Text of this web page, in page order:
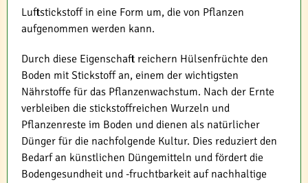
Luftstickstoff in eine Form um, die von Pflanzen
aufgenommen werden kann.
Durch diese Eigenschaft reichern Hülsenfrüchte den
Boden mit Stickstoff an, einem der wichtigsten
Nährstoffe für das Pflanzenwachstum. Nach der Ernte
verbleiben die stickstoffreichen Wurzeln und
Pflanzenreste im Boden und dienen als natürlicher
Dünger für die nachfolgende Kultur. Dies reduziert den
Bedarf an künstlichen Düngemitteln und fördert die
Bodengesundheit und -fruchtbarkeit auf nachhaltige